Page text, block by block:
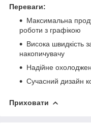
Переваги:
Максимальна
роботи з графікою
Висока швидкість
накопичувачу
Надійне
Сучасний дизайн
Приховати